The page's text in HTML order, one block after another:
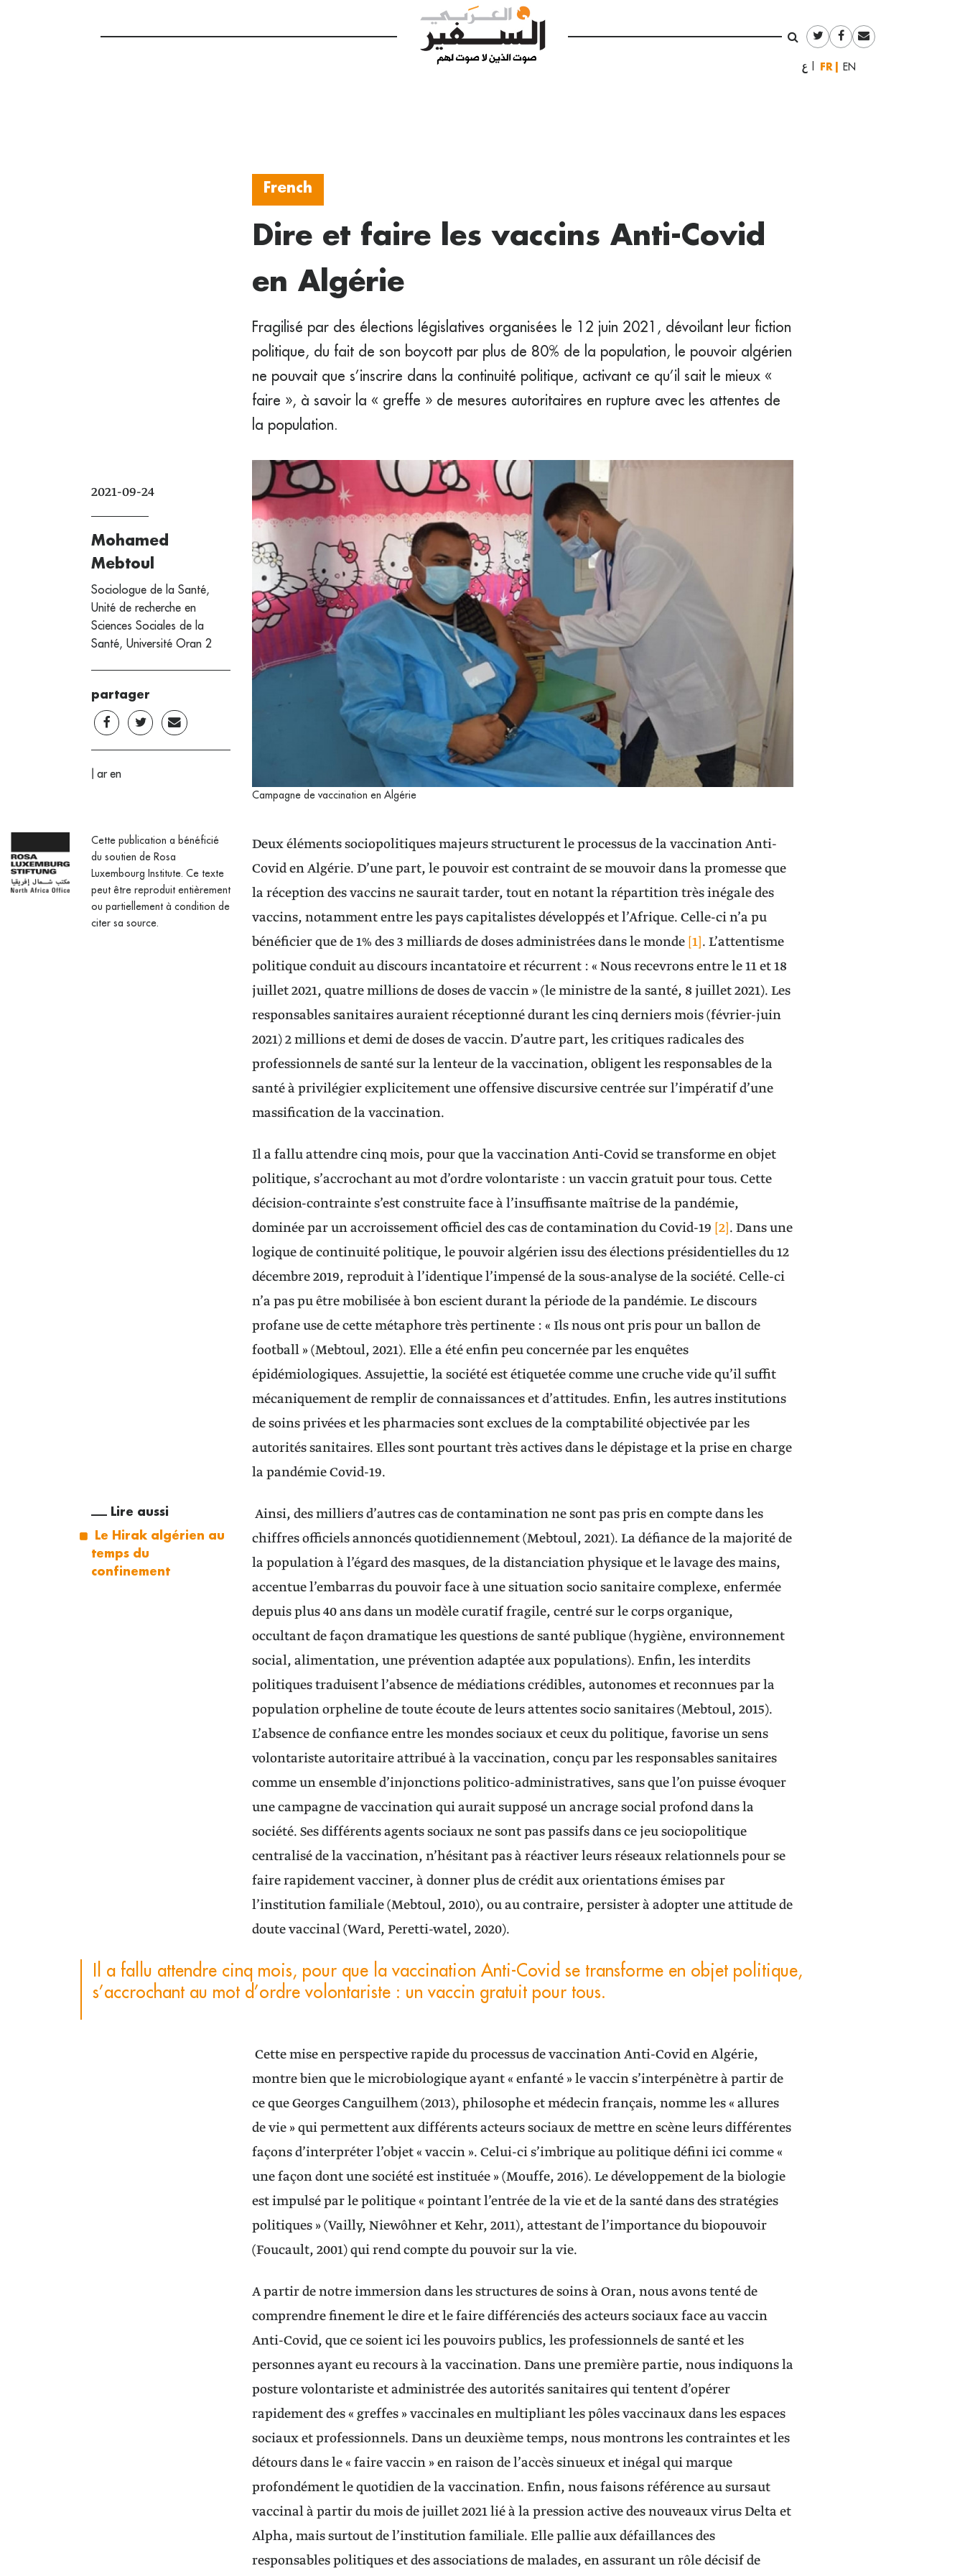
العربيةFrançais
English
French
Dire et faire les vaccins Anti-Covid
en Algérie
Fragilisé par des élections législatives organisées le 12 juin 2021, dévoilant leur fiction
politique, du fait de son boycott par plus de 80% de la population, le pouvoir algérien
ne pouvait que s’inscrire dans la continuité politique, activant ce qu’il sait le mieux «
faire », à savoir la « greffe » de mesures autoritaires en rupture avec les attentes de
la population.
2021-09-24
Mohamed
Mebtoul
Sociologue de la Santé,
Unité de recherche en
Sciences Sociales de la
Santé, Université Oran 2
partager
| ar en
Campagne de vaccination en Algérie
Cette publication a bénéficié
du soutien de Rosa
Luxembourg Institute. Ce texte
peut être reproduit entièrement
ou partiellement à condition de
citer sa source.
Deux éléments sociopolitiques majeurs structurent le processus de la vaccination Anti-
Covid en Algérie. D’une part, le pouvoir est contraint de se mouvoir dans la promesse que
la réception des vaccins ne saurait tarder, tout en notant la répartition très inégale des
vaccins, notamment entre les pays capitalistes développés et l’Afrique. Celle-ci n’a pu
bénéficier que de 1% des 3 milliards de doses administrées dans le monde [1]. L’attentisme
politique conduit au discours incantatoire et récurrent : « Nous recevrons entre le 11 et 18
juillet 2021, quatre millions de doses de vaccin » (le ministre de la santé, 8 juillet 2021). Les
responsables sanitaires auraient réceptionné durant les cinq derniers mois (février-juin
2021) 2 millions et demi de doses de vaccin. D’autre part, les critiques radicales des
professionnels de santé sur la lenteur de la vaccination, obligent les responsables de la
santé à privilégier explicitement une offensive discursive centrée sur l’impératif d’une
massification de la vaccination.
Il a fallu attendre cinq mois, pour que la vaccination Anti-Covid se transforme en objet
politique, s’accrochant au mot d’ordre volontariste : un vaccin gratuit pour tous. Cette
décision-contrainte s’est construite face à l’insuffisante maîtrise de la pandémie,
dominée par un accroissement officiel des cas de contamination du Covid-19 [2]. Dans une
logique de continuité politique, le pouvoir algérien issu des élections présidentielles du 12
décembre 2019, reproduit à l’identique l’impensé de la sous-analyse de la société. Celle-ci
n’a pas pu être mobilisée à bon escient durant la période de la pandémie. Le discours
profane use de cette métaphore très pertinente : « Ils nous ont pris pour un ballon de
football » (Mebtoul, 2021). Elle a été enfin peu concernée par les enquêtes
épidémiologiques. Assujettie, la société est étiquetée comme une cruche vide qu’il suffit
mécaniquement de remplir de connaissances et d’attitudes. Enfin, les autres institutions
de soins privées et les pharmacies sont exclues de la comptabilité objectivée par les
autorités sanitaires. Elles sont pourtant très actives dans le dépistage et la prise en charge
la pandémie Covid-19.
Lire aussi
Le Hirak algérien au
temps du
confinement
Ainsi, des milliers d’autres cas de contamination ne sont pas pris en compte dans les
chiffres officiels annoncés quotidiennement (Mebtoul, 2021). La défiance de la majorité de
la population à l’égard des masques, de la distanciation physique et le lavage des mains,
accentue l’embarras du pouvoir face à une situation socio sanitaire complexe, enfermée
depuis plus 40 ans dans un modèle curatif fragile, centré sur le corps organique,
occultant de façon dramatique les questions de santé publique (hygiène, environnement
social, alimentation, une prévention adaptée aux populations). Enfin, les interdits
politiques traduisent l’absence de médiations crédibles, autonomes et reconnues par la
population orpheline de toute écoute de leurs attentes socio sanitaires (Mebtoul, 2015).
L’absence de confiance entre les mondes sociaux et ceux du politique, favorise un sens
volontariste autoritaire attribué à la vaccination, conçu par les responsables sanitaires
comme un ensemble d’injonctions politico-administratives, sans que l’on puisse évoquer
une campagne de vaccination qui aurait supposé un ancrage social profond dans la
société. Ses différents agents sociaux ne sont pas passifs dans ce jeu sociopolitique
centralisé de la vaccination, n’hésitant pas à réactiver leurs réseaux relationnels pour se
faire rapidement vacciner, à donner plus de crédit aux orientations émises par
l’institution familiale (Mebtoul, 2010), ou au contraire, persister à adopter une attitude de
doute vaccinal (Ward, Peretti-watel, 2020).
Il a fallu attendre cinq mois, pour que la vaccination Anti-Covid se transforme en objet politique,
s’accrochant au mot d’ordre volontariste : un vaccin gratuit pour tous.
Cette mise en perspective rapide du processus de vaccination Anti-Covid en Algérie,
montre bien que le microbiologique ayant « enfanté » le vaccin s’interpénètre à partir de
ce que Georges Canguilhem (2013), philosophe et médecin français, nomme les « allures
de vie » qui permettent aux différents acteurs sociaux de mettre en scène leurs différentes
façons d’interpréter l’objet « vaccin ». Celui-ci s’imbrique au politique défini ici comme «
une façon dont une société est instituée » (Mouffe, 2016). Le développement de la biologie
est impulsé par le politique « pointant l’entrée de la vie et de la santé dans des stratégies
politiques » (Vailly, Niewôhner et Kehr, 2011), attestant de l’importance du biopouvoir
(Foucault, 2001) qui rend compte du pouvoir sur la vie.
A partir de notre immersion dans les structures de soins à Oran, nous avons tenté de
comprendre finement le dire et le faire différenciés des acteurs sociaux face au vaccin
Anti-Covid, que ce soient ici les pouvoirs publics, les professionnels de santé et les
personnes ayant eu recours à la vaccination. Dans une première partie, nous indiquons la
posture volontariste et administrée des autorités sanitaires qui tentent d’opérer
rapidement des « greffes » vaccinales en multipliant les pôles vaccinaux dans les espaces
sociaux et professionnels. Dans un deuxième temps, nous montrons les contraintes et les
détours dans le « faire vaccin » en raison de l’accès sinueux et inégal qui marque
profondément le quotidien de la vaccination. Enfin, nous faisons référence au sursaut
vaccinal à partir du mois de juillet 2021 lié à la pression active des nouveaux virus Delta et
Alpha, mais surtout de l’institution familiale. Elle pallie aux défaillances des
responsables politiques et des associations de malades, en assurant un rôle décisif de